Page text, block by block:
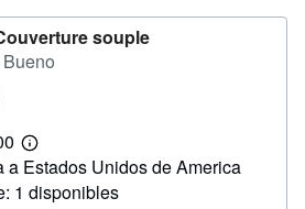
souple
Más
información
sobre
las
a Estados Unidos de America
1 disponibles